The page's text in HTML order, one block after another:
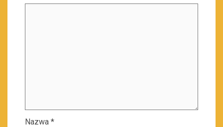
Nazwa *